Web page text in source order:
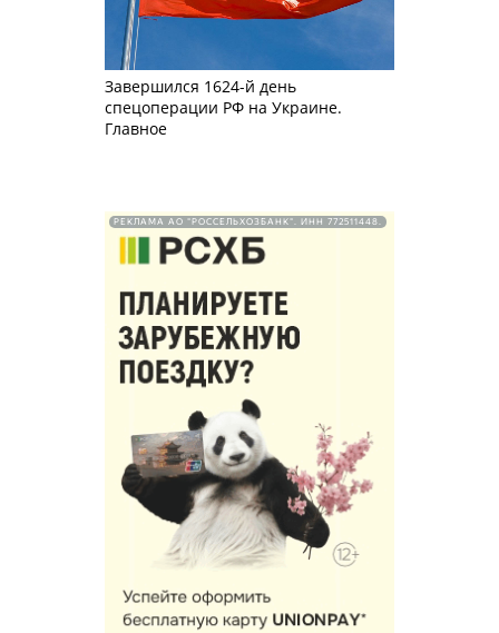
Завершился 1624-й день
спецоперации РФ на Украине.
Главное
РЕКЛАМА АО "РОССЕЛЬХОЗБАНК". ИНН 772511448.